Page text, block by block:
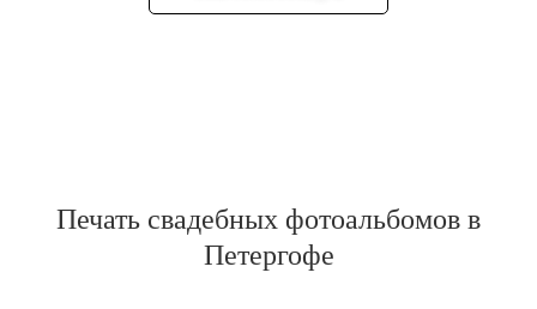
Печать свадебных фотоальбомов в
Петергофе